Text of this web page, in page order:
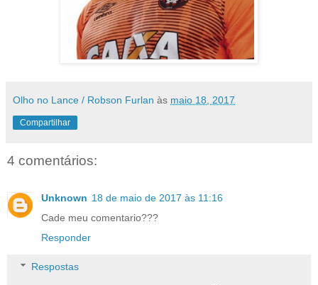
Olho no Lance / Robson Furlan às maio 18, 2017
Compartilhar
4 comentários:
Unknown 18 de maio de 2017 às 11:16
Cade meu comentario???
Responder
Respostas